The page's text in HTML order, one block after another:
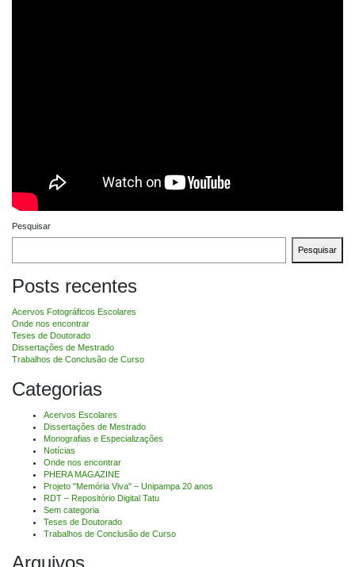
Pesquisar
Pesquisar
Posts recentes
Acervos Fotográficos Escolares
Onde nos encontrar
Teses de Doutorado
Dissertações de Mestrado
Trabalhos de Conclusão de Curso
Categorias
Acervos Escolares
Dissertações de Mestrado
Monografias e Especializações
Notícias
Onde nos encontrar
PHERA MAGAZINE
Projeto "Memória Viva" – Unipampa 20 anos
RDT – Repositório Digital Tatu
Sem categoria
Teses de Doutorado
Trabalhos de Conclusão de Curso